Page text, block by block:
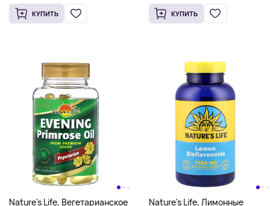
КУПИТЬ КУПИТЬ
Nature's Life, Вегетарианское
Nature's Life, Лимонные